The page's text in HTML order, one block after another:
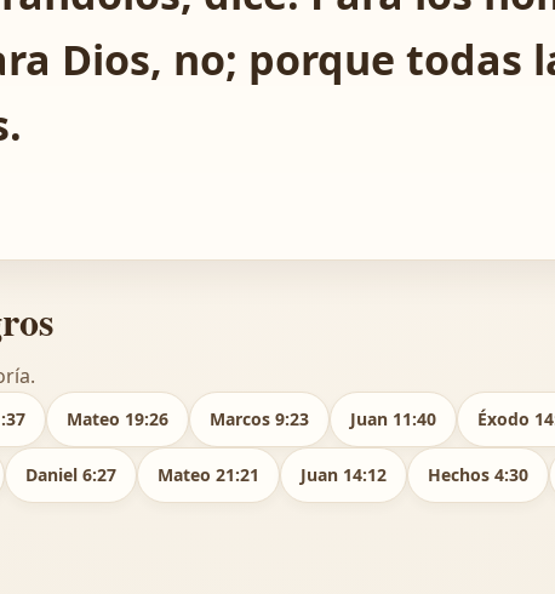
Dios, no; porque todas
Mateo 19:26 Marcos 9:23 Juan 11:40 Éxodo
Daniel 6:27 Mateo 21:21 Juan 14:12 Hechos 4:30